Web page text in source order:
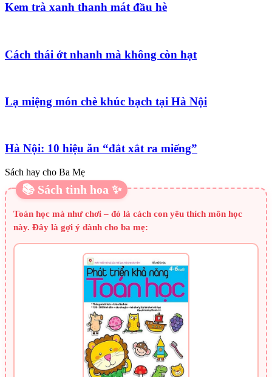
Kem trà xanh thanh mát đầu hè
Cách thái ớt nhanh mà không còn hạt
Lạ miệng món chè khúc bạch tại Hà Nội
Hà Nội: 10 hiệu ăn “đắt xắt ra miếng”
Sách hay cho Ba Mẹ
📚 Sách tinh hoa ✨
Toán học mà như chơi – đó là cách con yêu thích môn học
này. Đây là gợi ý dành cho ba mẹ: